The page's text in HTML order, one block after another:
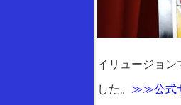
イリュージョン
した。 ≫≫公式